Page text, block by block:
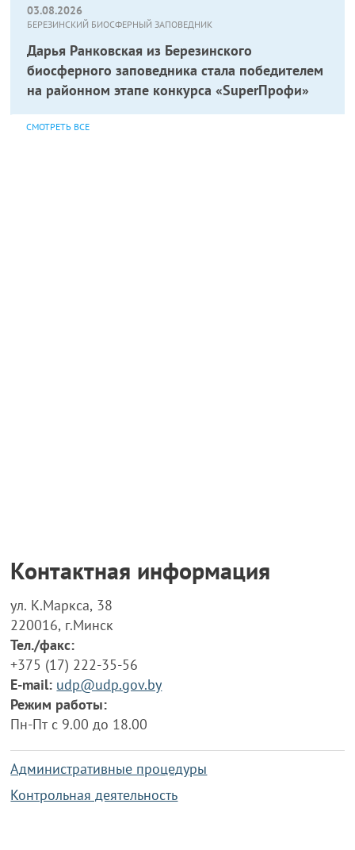
03.08.2026
БЕРЕЗИНСКИЙ БИОСФЕРНЫЙ ЗАПОВЕДНИК
Дарья Ранковская из Березинского
биосферного заповедника стала победителем
на районном этапе конкурса «SuperПрофи»
СМОТРЕТЬ ВСЕ
Контактная информация
ул. К.Маркса, 38
220016, г.Минск
Тел./факс:
+375 (17) 222-35-56
E-mail: udp@udp.gov.by
Режим работы:
Пн-Пт с 9.00 до 18.00
Административные процедуры
Контрольная деятельность